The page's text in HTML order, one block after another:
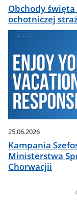
Obchody
ochotniczej
25.06.2026
Kampania
Ministerstwa
Chorwacjii